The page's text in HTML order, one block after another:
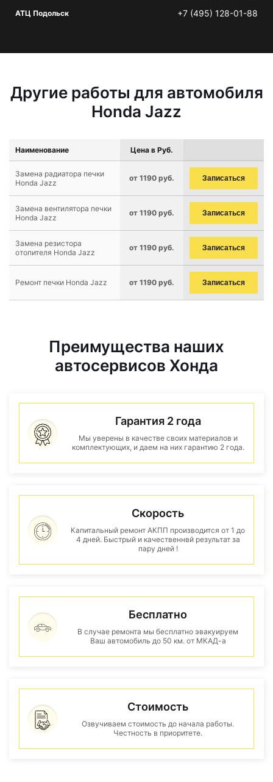
АТЦ Подольск +7 (495) 128-01-88
Другие работы для автомобиля
Honda Jazz
Наименование Цена в Руб.
Замена радиатора печки
Honda Jazz
от 1190 руб. Записаться
Замена вентилятора печки
Honda Jazz
от 1190 руб. Записаться
Замена резистора
отопителя Honda Jazz
от 1190 руб. Записаться
Ремонт печки Honda Jazz от 1190 руб. Записаться
Преимущества наших
автосервисов Хонда
Гарантия 2 года
Мы уверены в качестве своих материалов и
комплектующих, и даем на них гарантию 2 года.
Скорость
Капитальный ремонт АКПП производится от 1 до
4 дней. Быстрый и качественнвй результат за
пару дней !
Бесплатно
В случае ремонта мы бесплатно эвакуируем
Ваш автомобиль до 50 км. от МКАД-а
Стоимость
Озвучиваем стоимость до начала работы.
Честность в приоритете.